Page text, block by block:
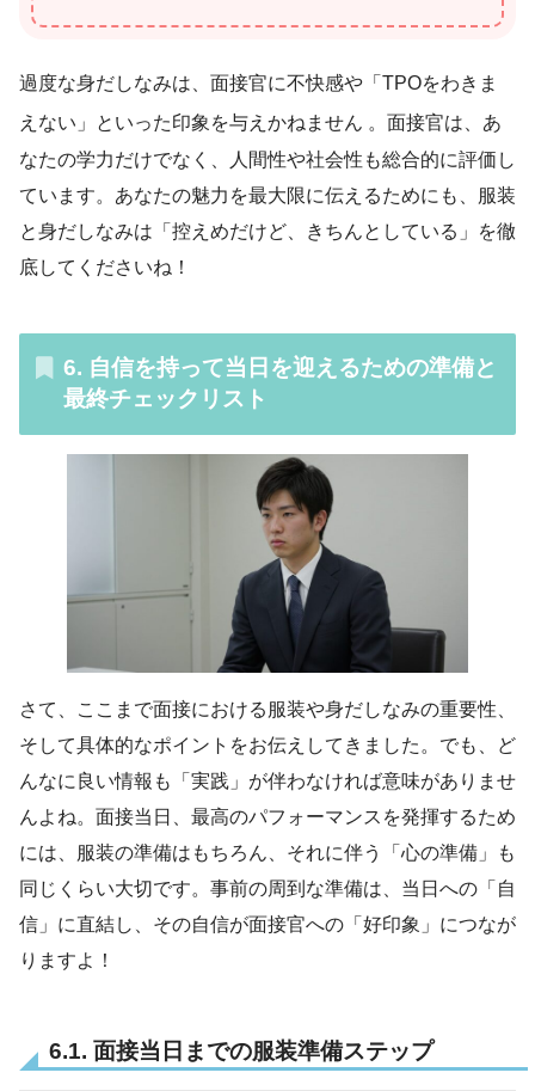
過度な身だしなみは、面接官に不快感や「TPOをわきま
えない」といった印象を与えかねません 。面接官は、あ
なたの学力だけでなく、人間性や社会性も総合的に評価し
ています。あなたの魅力を最大限に伝えるためにも、服装
と身だしなみは「控えめだけど、きちんとしている」を徹
底してくださいね！
6. 自信を持って当日を迎えるための準備と
最終チェックリスト
さて、ここまで面接における服装や身だしなみの重要性、
そして具体的なポイントをお伝えしてきました。でも、ど
んなに良い情報も「実践」が伴わなければ意味がありませ
んよね。面接当日、最高のパフォーマンスを発揮するため
には、服装の準備はもちろん、それに伴う「心の準備」も
同じくらい大切です。事前の周到な準備は、当日への「自
信」に直結し、その自信が面接官への「好印象」につなが
りますよ！
6.1. 面接当日までの服装準備ステップ